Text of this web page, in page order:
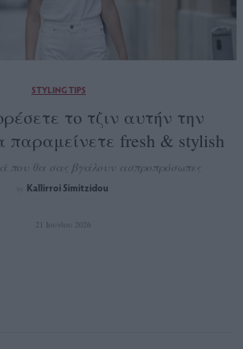
STYLING TIPS
το τζιν αυτήν την
παραμείνετε fresh & stylish
που θα σας βγάλουν ασπροπρόσωπες
Kallirroi Simitzidou
21 Ιουνίου 2026